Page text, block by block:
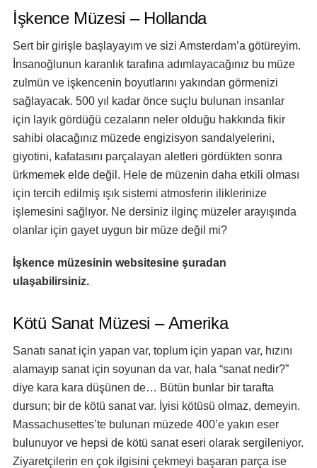
İşkence Müzesi – Hollanda
Sert bir girişle başlayayım ve sizi Amsterdam’a götüreyim.
İnsanoğlunun karanlık tarafına adımlayacağınız bu müze
zulmün ve işkencenin boyutlarını yakından görmenizi
sağlayacak. 500 yıl kadar önce suçlu bulunan insanlar
için layık gördüğü cezaların neler olduğu hakkında fikir
sahibi olacağınız müzede engizisyon sandalyelerini,
giyotini, kafatasını parçalayan aletleri gördükten sonra
ürkmemek elde değil. Hele de müzenin daha etkili olması
için tercih edilmiş ışık sistemi atmosferin iliklerinize
işlemesini sağlıyor. Ne dersiniz ilginç müzeler arayışında
olanlar için gayet uygun bir müze değil mi?
İşkence müzesinin websitesine şuradan
ulaşabilirsiniz.
Kötü Sanat Müzesi – Amerika
Sanatı sanat için yapan var, toplum için yapan var, hızını
alamayıp sanat için soyunan da var, hala “sanat nedir?”
diye kara kara düşünen de… Bütün bunlar bir tarafta
dursun; bir de kötü sanat var. İyisi kötüsü olmaz, demeyin.
Massachusettes’te bulunan müzede 400’e yakın eser
bulunuyor ve hepsi de kötü sanat eseri olarak sergileniyor.
Ziyaretçilerin en çok ilgisini çekmeyi başaran parça ise